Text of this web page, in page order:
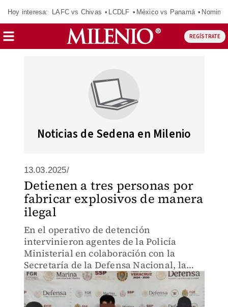
Hoy interesa: LAFC vs Chivas LCDLF México vs Panamá
REGÍSTRATE
Noticias de Sedena en Milenio
13.03.2025/
Detienen a tres personas por
fabricar explosivos de manera
ilegal
En el operativo de detención
intervinieron agentes de la Policía
Ministerial en colaboración con la
Secretaría de la Defensa Nacional, la
Secretaría de Marina, la Guardia
Nacional, la Secretaría de Seguridad
Pública Estatal y la Policía Municipal.